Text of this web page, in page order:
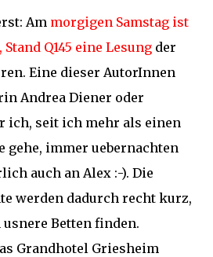
Am morgigen Samstag ist
Stand Q145 eine Lesung der
Eine dieser AutorInnen
Andrea Diener oder
ich, seit ich mehr als einen
gehe, immer uebernachten
auch an Alex :-). Die
werden dadurch recht kurz,
Betten finden.
Grandhotel Griesheim